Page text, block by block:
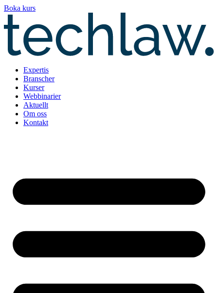
Hoppa
till
innehåll
Boka kurs
Expertis
Branscher
Kurser
Webbinarier
Aktuellt
Om oss
Kontakt